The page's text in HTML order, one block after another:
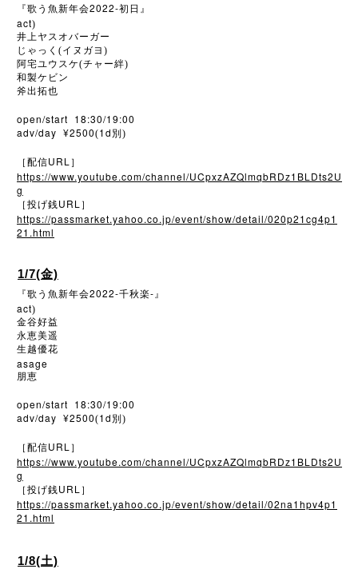
『歌う魚新年会2022-初日』
act)
井上ヤスオバーガー
じゃっく(イヌガヨ)
阿宅ユウスケ(チャー絆)
和製ケビン
斧出拓也
open/start 18:30/19:00
adv/day ¥2500(1d 別)
［配信URL ］
https://www.youtube.com/channel/UCpxzAZQlmqbRDz1BLDts2U
g
［投げ銭URL ］
https://passmarket.yahoo.co.jp/event/show/detail/020p21cg4p1
21.html
1/7(金)
『歌う魚新年会2022-千秋楽-』
act)
金谷好益
永恵美遥
生越優花
asage
朋恵
open/start 18:30/19:00
adv/day ¥2500(1d 別)
［配信URL ］
https://www.youtube.com/channel/UCpxzAZQlmqbRDz1BLDts2U
g
［投げ銭URL ］
https://passmarket.yahoo.co.jp/event/show/detail/02na1hpv4p1
21.html
1/8(土)